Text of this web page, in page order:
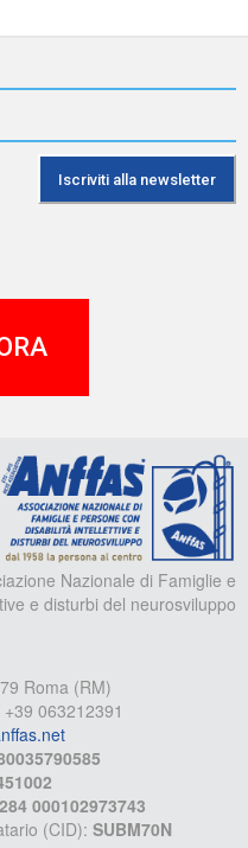
Nazionale di Famiglie e
e disturbi del neurosviluppo
Roma (RM)
063212391
000102973743
(CID): SUBM70N